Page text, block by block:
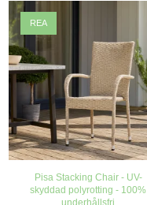
REA
Pisa Stacking Chair - UV-
skyddad polyrotting - 100%